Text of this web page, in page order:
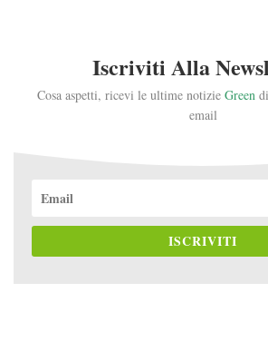
Iscriviti Alla
Cosa aspetti, ricevi le ultime notizie Green
email
ISCRIVITI